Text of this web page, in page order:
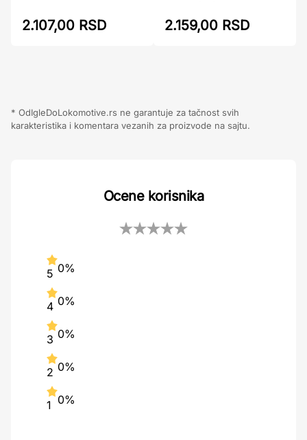
2.107,00 RSD 2.159,00 RSD
* OdIgleDoLokomotive.rs ne garantuje za tačnost svih
karakteristika i komentara vezanih za proizvode na sajtu.
Ocene korisnika
5 0%
4 0%
3 0%
2 0%
1 0%